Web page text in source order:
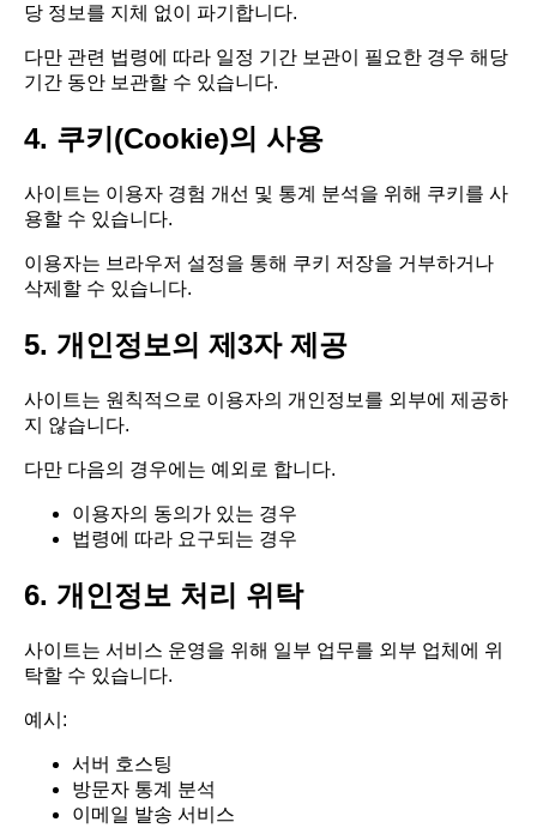
당 정보를 지체 없이 파기합니다.
다만 관련 법령에 따라 일정 기간 보관이 필요한 경우 해당
기간 동안 보관할 수 있습니다.
4. 쿠키(Cookie)의 사용
사이트는 이용자 경험 개선 및 통계 분석을 위해 쿠키를 사
용할 수 있습니다.
이용자는 브라우저 설정을 통해 쿠키 저장을 거부하거나
삭제할 수 있습니다.
5. 개인정보의 제3자 제공
사이트는 원칙적으로 이용자의 개인정보를 외부에 제공하
지 않습니다.
다만 다음의 경우에는 예외로 합니다.
이용자의 동의가 있는 경우
법령에 따라 요구되는 경우
6. 개인정보 처리 위탁
사이트는 서비스 운영을 위해 일부 업무를 외부 업체에 위
탁할 수 있습니다.
예시:
서버 호스팅
방문자 통계 분석
이메일 발송 서비스